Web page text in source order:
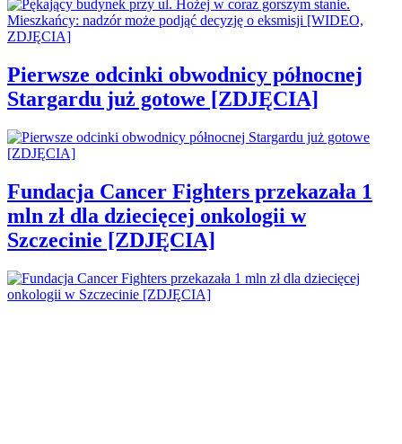
Pierwsze odcinki obwodnicy północnej
Stargardu już gotowe [ZDJĘCIA]
Fundacja Cancer Fighters przekazała 1
mln zł dla dziecięcej onkologii w
Szczecinie [ZDJĘCIA]